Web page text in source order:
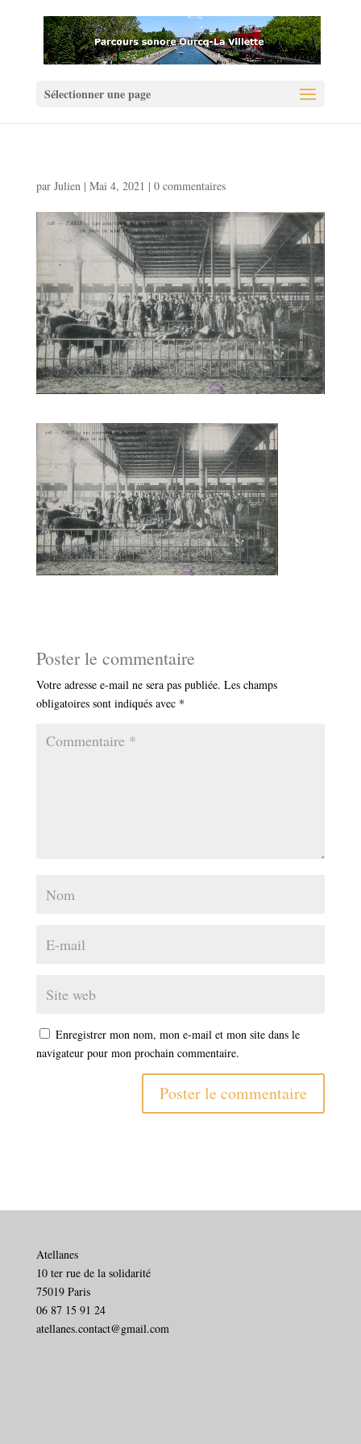
Sélectionner une page
par Julien| Mai 4, 2021 | 0 commentaires
Poster le commentaire
Votre adresse e-mail ne sera pas publiée. Les champs
obligatoires sont indiqués avec *
Enregistrer mon nom, mon e-mail et mon site dans le
navigateur pour mon prochain commentaire.
Atellanes
10 ter rue de la solidarité
75019 Paris
06 87 15 91 24
atellanes.contact@gmail.com